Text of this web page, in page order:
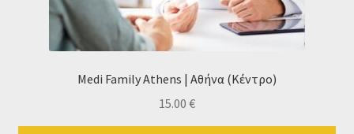
Medi Family Athens | Αθήνα (Κέντρο)
15.00 €